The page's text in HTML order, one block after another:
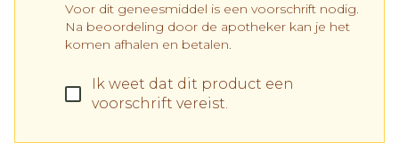
Voor dit geneesmiddel is een voorschrift nodig.
Na beoordeling door de apotheker kan je het
komen afhalen en betalen.
Ik weet dat dit product een
voorschrift vereist.